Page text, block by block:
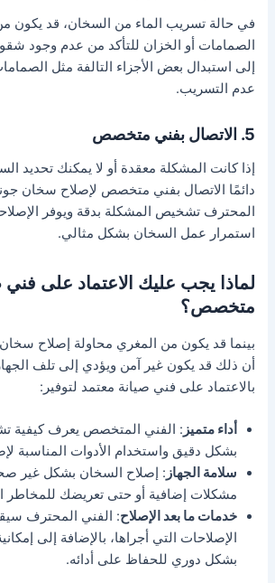
في حالة تسريب الماء من السخان، قد
الصمامات أو الخزان للتأكد من عدم وجود
إلى استبدال بعض الأجزاء التالفة مثل
عدم التسريب.
5. الاتصال بفني متخصص
إذا كانت المشكلة معقدة أو لا يمكنك تحديد
دائمًا الاتصال بفني متخصص لإصلاح سخان
المحترف تشخيص المشكلة بدقة ويوفر
استمرار عمل السخان بشكل مثالي.
لماذا يجب عليك الاعتماد على فني
متخصص؟
بينما قد يكون من المغري محاولة إصلاح
أن ذلك قد يكون غير آمن ويؤدي إلى تلف
بالاعتماد على فني صيانة معتمد لتوفير:
أداء متميز : الفني المتخصص يعرف كيفية
بشكل دقيق واستخدام الأدوات المناسبة
سلامة الجهاز : إصلاح السخان بشكل غير
مشكلات إضافية أو حتى تعريضك للمخاطر
خدمات ما بعد الإصلاح: الفني المحترف
الإصلاحات التي أجراها، بالإضافة إلى
بشكل دوري للحفاظ على أدائه.